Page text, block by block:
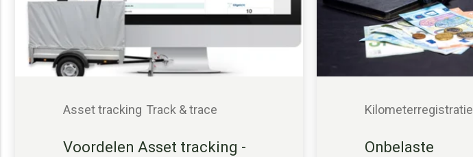
Asset tracking Track & trace
Voordelen Asset tracking -
Kilometerregistratie
Onbelaste